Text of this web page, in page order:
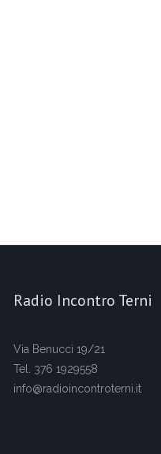
Radio Incontro Terni
Via Benucci 19/21
Tel. 376 1929558
info@radioincontroterni.it